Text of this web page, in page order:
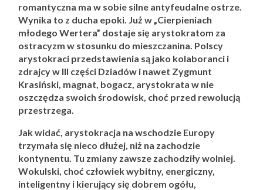
romantyczna ma w sobie silne antyfeudalne ostrze.
Wynika to z ducha epoki. Już w „Cierpieniach
młodego Wertera” dostaje się arystokratom za
ostracyzm w stosunku do mieszczanina. Polscy
arystokraci przedstawienia są jako kolaboranci i
zdrajcy w III części Dziadów i nawet Zygmunt
Krasiński, magnat, bogacz, arystokrata w nie
oszczędza swoich środowisk, choć przed rewolucją
przestrzega.
Jak widać, arystokracja na wschodzie Europy
trzymała się nieco dłużej, niż na zachodzie
kontynentu. Tu zmiany zawsze zachodziły wolniej.
Wokulski, choć człowiek wybitny, energiczny,
inteligentny i kierujący się dobrem ogółu,